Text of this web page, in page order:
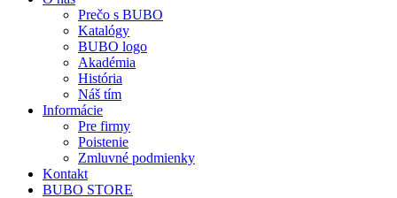
Prečo s BUBO
Katalógy
BUBO logo
Akadémia
História
Náš tím
Informácie
Pre firmy
Poistenie
Zmluvné podmienky
Kontakt
BUBO STORE